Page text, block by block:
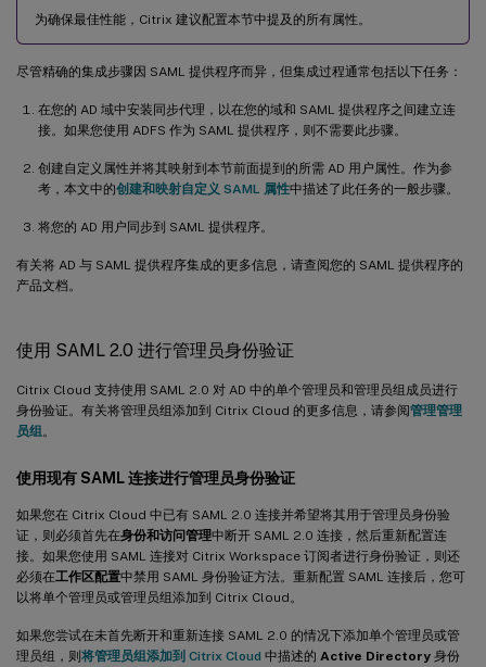
为确保最佳性能，Citrix 建议配置本节中提及的所有属性。
尽管精确的集成步骤因 SAML 提供程序而异，但集成过程通常包括以下任务：
在您的 AD 域中安装同步代理，以在您的域和 SAML 提供程序之间建立连
接。如果您使用 ADFS 作为 SAML 提供程序，则不需要此步骤。
创建自定义属性并将其映射到本节前面提到的所需 AD 用户属性。作为参
考，本文中的创建和映射自定义 SAML 属性中描述了此任务的一般步骤。
将您的 AD 用户同步到 SAML 提供程序。
有关将 AD 与 SAML 提供程序集成的更多信息，请查阅您的 SAML 提供程序的
产品文档。
使用 SAML 2.0 进行管理员身份验证
Citrix Cloud 支持使用 SAML 2.0 对 AD 中的单个管理员和管理员组成员进行
身份验证。有关将管理员组添加到 Citrix Cloud 的更多信息，请参阅管理管理
员组 。
使用现有 SAML 连接进行管理员身份验证
如果您在 Citrix Cloud 中已有 SAML 2.0 连接并希望将其用于管理员身份验
证，则必须首先在身份和访问管理中断开 SAML 2.0 连接，然后重新配置连
接。如果您使用 SAML 连接对 Citrix Workspace 订阅者进行身份验证，则还
必须在工作区配置中禁用 SAML 身份验证方法。重新配置 SAML 连接后，您可
以将单个管理员或管理员组添加到 Citrix Cloud。
如果您尝试在未首先断开和重新连接 SAML 2.0 的情况下添加单个管理员或管
理员组，则将管理员组添加到 Citrix Cloud 中描述的 Active Directory 身份